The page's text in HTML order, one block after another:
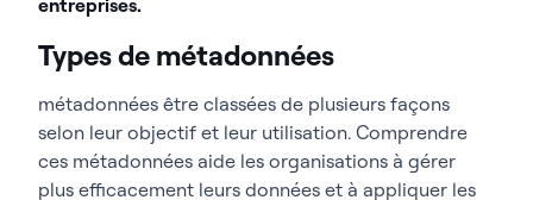
Types de métadonnées
métadonnées être classées de plusieurs façons
selon leur objectif et leur utilisation. Comprendre
ces métadonnées aide les organisations à gérer
plus efficacement leurs données et à appliquer les